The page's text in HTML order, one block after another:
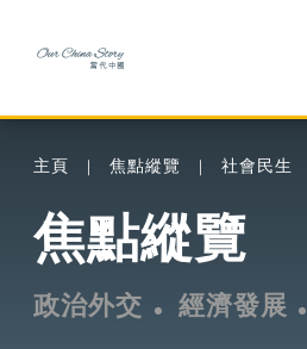
主頁 焦點縱覽 社會民生
焦點縱覽
政治外交 經濟發展